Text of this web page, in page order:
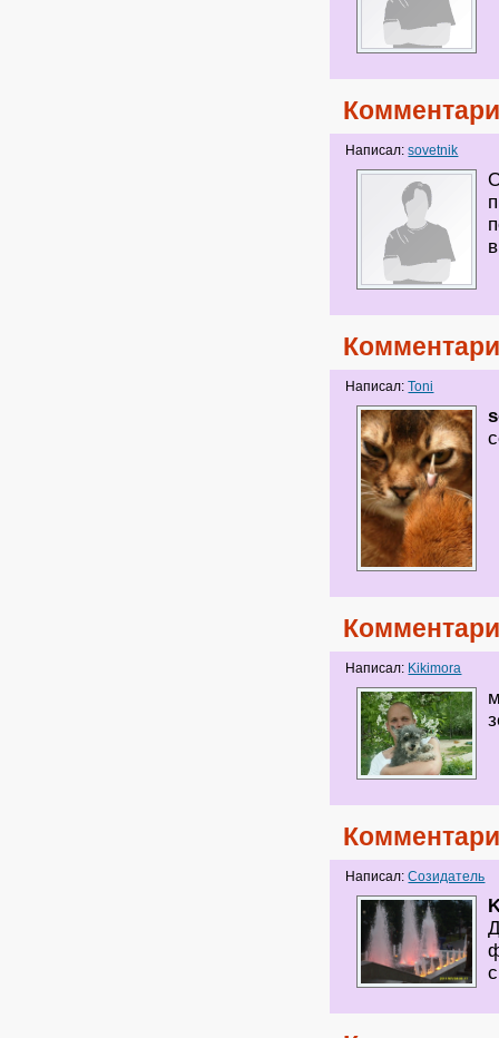
Написал:sovetnik
Написал:Toni
Написал: Kikimora
Написал:Созидатель